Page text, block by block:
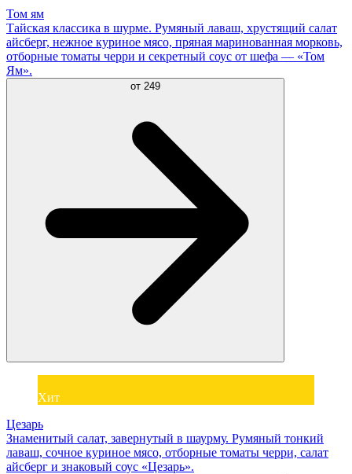
Том ям
Тайская классика в шурме. Румяный лаваш, хрустящий салат
айсберг, нежное куриное мясо, пряная маринованная морковь,
отборные томаты черри и секретный соус от шефа — «Том
Ям».
от 249
Хит
Цезарь
Знаменитый салат, завернутый в шаурму. Румяный тонкий
лаваш, сочное куриное мясо, отборные томаты черри, салат
айсберг и знаковый соус «Цезарь».